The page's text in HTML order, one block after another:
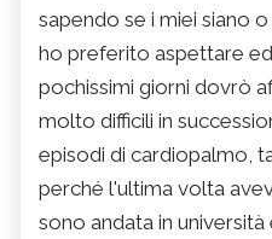
sapendo se i miei siano
ho preferito aspettare
pochissimi giorni dovrò
molto difficili in
episodi di cardiopalmo,
perché l'ultima volta
sono andata in